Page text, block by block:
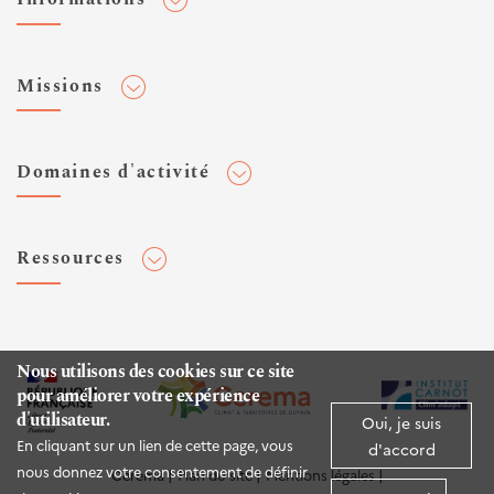
Nous utilisons des cookies sur ce site
pour améliorer votre expérience
d'utilisateur.
En cliquant sur un lien de cette page, vous
nous donnez votre consentement de définir
Oui, je suis
d'accord
Flux RSS
Veilles et newsletters
Expertises Territoires
Espace presse
Missions
Normalisation
Domaines d'activité
Infrastructures de transport
Environnement et risques
Mer et littoral
Ressources
Rapports d'étude
Publications HAL
Documentation routière (DTRF)
Logiciels & appsCerema Plan du site
Mentions légales